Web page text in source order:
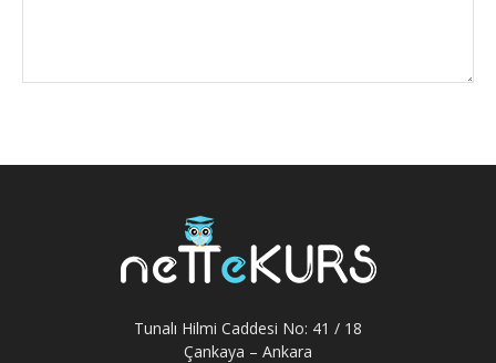
Tunalı Hilmi Caddesi No: 41 / 18
Çankaya – Ankara